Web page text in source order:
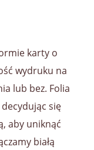
karty o
wydruku na
lub bez. Folia
się
aby uniknąć
białą